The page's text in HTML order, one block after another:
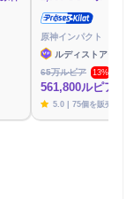
原神インパクト
ルディストアーズ
65万ルピア
13%
561,800ルピア
5.0 | 75個を販売